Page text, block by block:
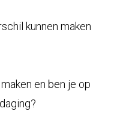
kunnen maken
en ben je op